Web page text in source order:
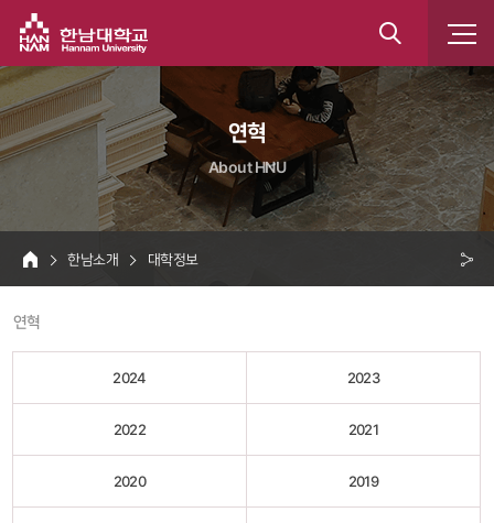
통
합
검
색
연혁
About HNU
HOME
한남소개 대학정보
유
연혁
2024 2023
2022 2021
2020 2019